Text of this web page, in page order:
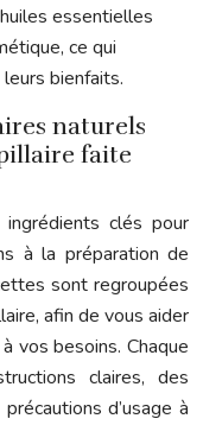
essentielles
ce qui
bienfaits.
naturels
faite
clés pour
à la préparation de
sont regroupées
afin de vous aider
vos besoins. Chaque
claires, des
d’usage à